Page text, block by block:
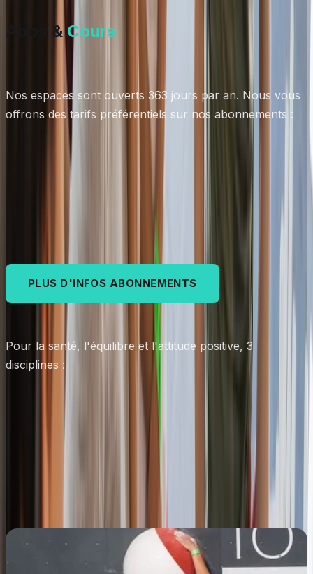
Abos &Cours
Nos espaces sont ouverts 363 jours par an. Nous vous
offrons des tarifs préférentiels sur nos abonnements :
PLUS D'INFOS ABONNEMENTS
Pour la santé, l'équilibre et l'attitude positive, 3
disciplines :